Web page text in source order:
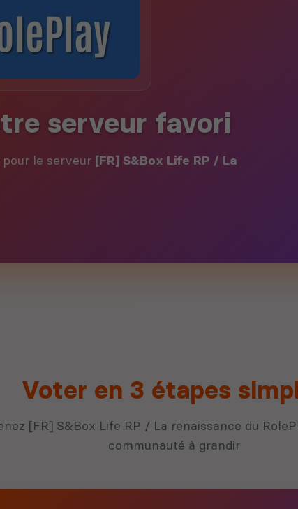
serveur favori
le serveur [FR] S&Box Life RP / La
Voter en 3 étapes
[FR] S&Box Life RP / La renaissance du
communauté à grandir